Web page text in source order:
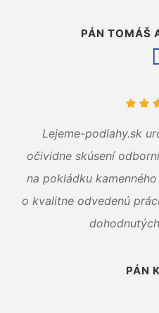
PÁN TOMÁŠ
Lejeme-podlahy.sk
očividne skúsení
na pokládku
o kvalitne odvedenú
PÁN